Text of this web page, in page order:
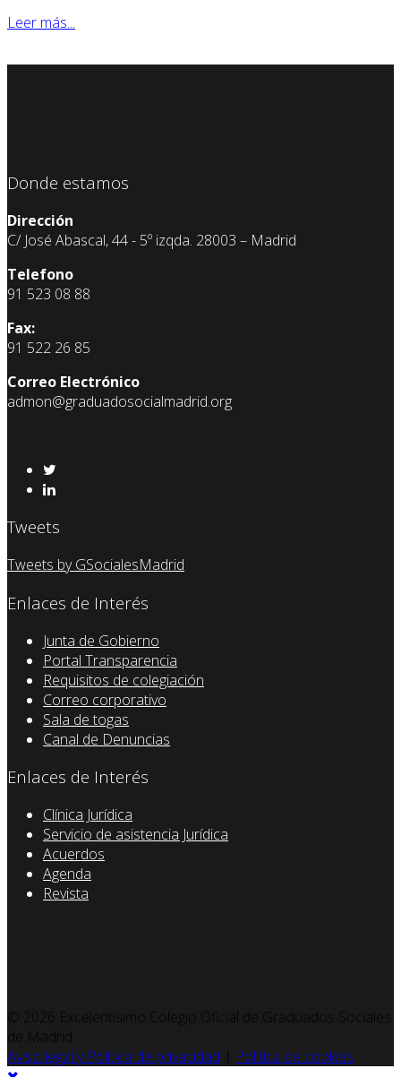
Leer más...
Donde estamos
Dirección
C/ José Abascal, 44 - 5º izqda. 28003 – Madrid
Telefono
91 523 08 88
Fax:
91 522 26 85
Correo Electrónico
admon@graduadosocialmadrid.org
Tweets
Tweets by GSocialesMadrid
Enlaces de Interés
Junta de Gobierno
Portal Transparencia
Requisitos de colegiación
Correo corporativo
Sala de togas
Canal de Denuncias
Enlaces de Interés
Clínica Jurídica
Servicio de asistencia Jurídica
Acuerdos
Agenda
Revista
© 2026 Excelentísimo Colegio Oficial de Graduados Sociales
de Madrid
Aviso legal y Política de privacidad
Política de cookies